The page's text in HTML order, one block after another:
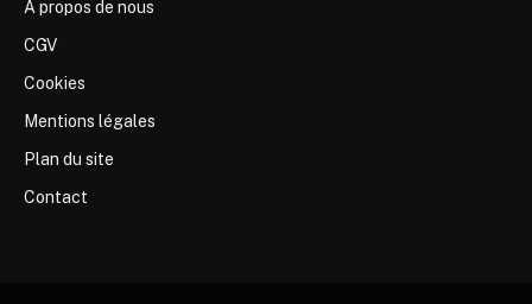
A propos de nous
CGV
Cookies
Mentions légales
Plan du site
Contact